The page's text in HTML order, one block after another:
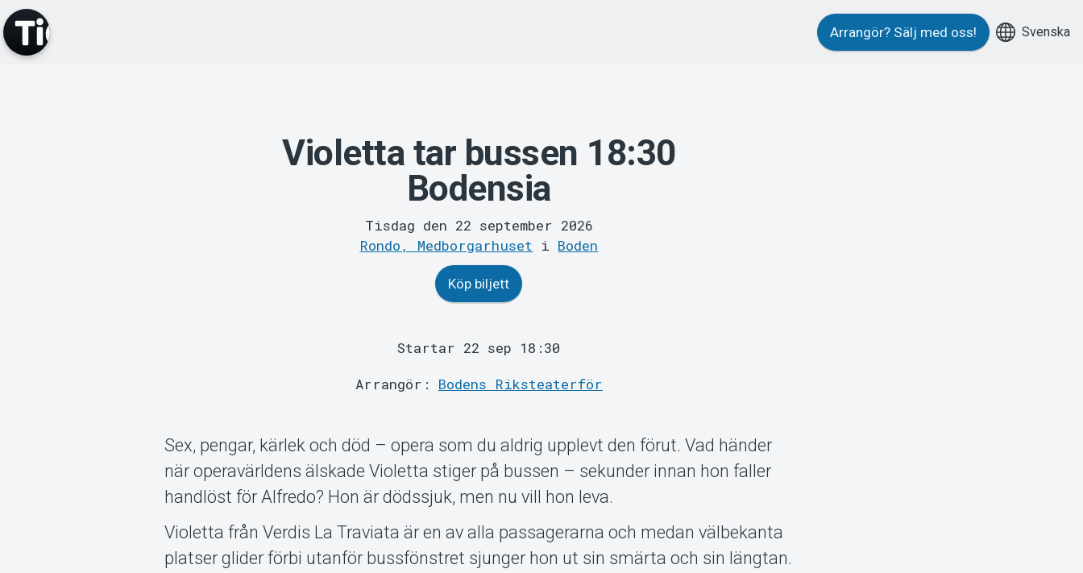
Arrangör? Sälj med oss! Svenska
Violetta tar bussen 18:30
Bodensia
Tisdag den 22 september 2026
Rondo, Medborgarhuset i Boden
Köp biljett
Startar 22 sep 18:30
Arrangör: Bodens Riksteaterför
Sex, pengar, kärlek och död – opera som du aldrig upplevt den förut. Vad händer
när operavärldens älskade Violetta stiger på bussen – sekunder innan hon faller
handlöst för Alfredo? Hon är dödssjuk, men nu vill hon leva.
Violetta från Verdis La Traviata är en av alla passagerarna och medan välbekanta
platser glider förbi utanför bussfönstret sjunger hon ut sin smärta och sin längtan.